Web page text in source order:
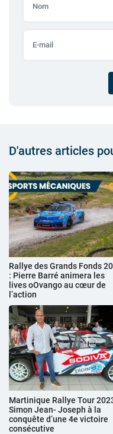
D'autres articles
Rallye des Grands Fonds
: Pierre Barré animera les
lives oOvango au cœur de
l’action
Martinique Rallye Tour
Simon Jean- Joseph à la
conquête d’une 4e victoire
consécutive